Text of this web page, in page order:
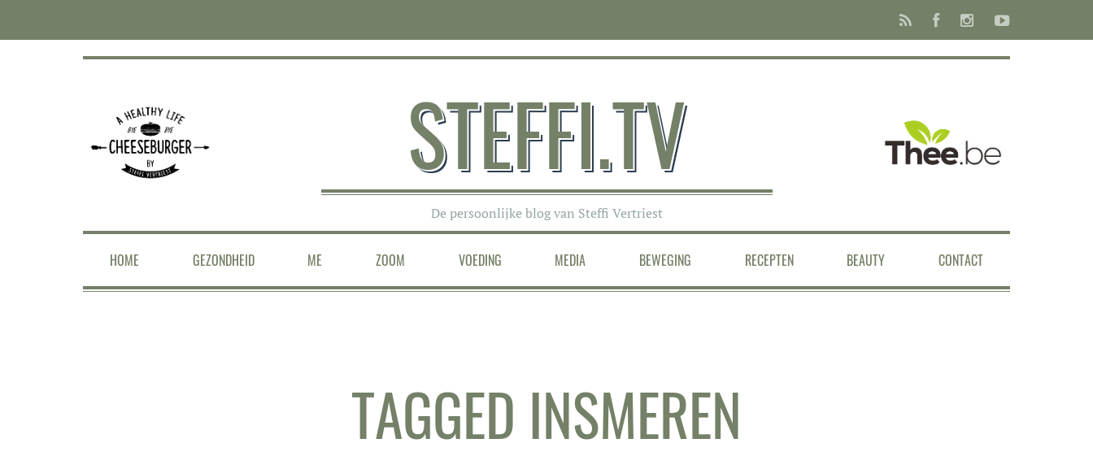
STEFFI.TV
De persoonlijke blog van Steffi Vertriest
HOME GEZONDHEID ME ZOOM VOEDING MEDIA BEWEGING RECEPTEN BEAUTY CONTACT
TAGGED INSMEREN